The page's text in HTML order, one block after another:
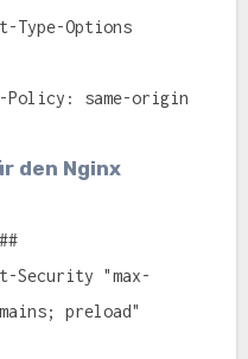
Type-Options
Policy: same-origin
den Nginx
Security "max-
preload"